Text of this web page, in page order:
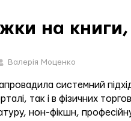
на книги,
Валерія Моценко
системний
так і в фізичних
нон-фікшн,